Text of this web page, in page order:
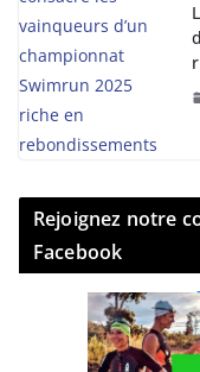
Rejoignez notre
Facebook